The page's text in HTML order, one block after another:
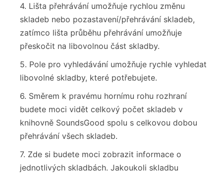
4. Lišta přehrávání umožňuje rychlou změnu
skladeb nebo pozastavení/přehrávání skladeb,
zatímco lišta průběhu přehrávání umožňuje
přeskočit na libovolnou část skladby.
5. Pole pro vyhledávání umožňuje rychle vyhledat
libovolné skladby, které potřebujete.
6. Směrem k pravému hornímu rohu rozhraní
budete moci vidět celkový počet skladeb v
knihovně SoundsGood spolu s celkovou dobou
přehrávání všech skladeb.
7. Zde si budete moci zobrazit informace o
jednotlivých skladbách. Jakoukoli skladbu